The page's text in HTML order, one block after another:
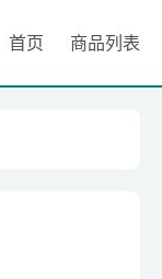
首页 商品列表